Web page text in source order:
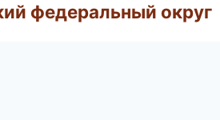
федеральный округ